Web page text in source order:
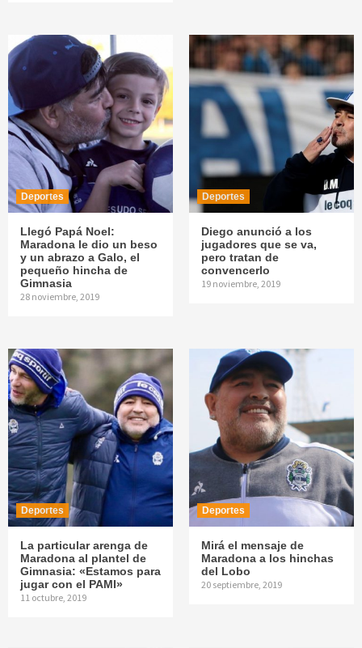
Deportes
Llegó Papá Noel:
Maradona le dio un beso
y un abrazo a Galo, el
pequeño hincha de
Gimnasia
28 noviembre, 2019
Deportes
Diego anunció a los
jugadores que se va,
pero tratan de
convencerlo
19 noviembre, 2019
Deportes
La particular arenga de
Maradona al plantel de
Gimnasia: «Estamos para
jugar con el PAMI»
11 octubre, 2019
Deportes
Mirá el mensaje de
Maradona a los hinchas
del Lobo
20 septiembre, 2019